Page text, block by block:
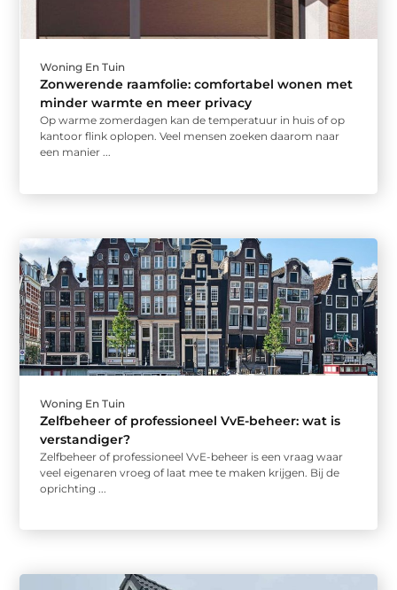
Woning En Tuin
Zonwerende raamfolie: comfortabel wonen met
minder warmte en meer privacy
Op warme zomerdagen kan de temperatuur in huis of op
kantoor flink oplopen. Veel mensen zoeken daarom naar
een manier ...
Woning En Tuin
Zelfbeheer of professioneel VvE-beheer: wat is
verstandiger?
Zelfbeheer of professioneel VvE-beheer is een vraag waar
veel eigenaren vroeg of laat mee te maken krijgen. Bij de
oprichting ...